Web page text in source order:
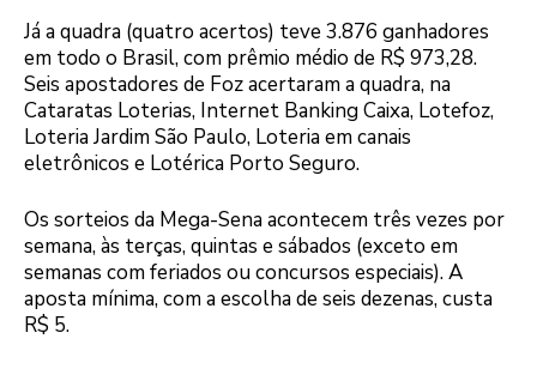
Já a quadra (quatro acertos) teve 3.876 ganhadores
em todo o Brasil, com prêmio médio de R$ 973,28.
Seis apostadores de Foz acertaram a quadra, na
Cataratas Loterias, Internet Banking Caixa, Lotefoz,
Loteria Jardim São Paulo, Loteria em canais
eletrônicos e Lotérica Porto Seguro.
Os sorteios da Mega-Sena acontecem três vezes por
semana, às terças, quintas e sábados (exceto em
semanas com feriados ou concursos especiais). A
aposta mínima, com a escolha de seis dezenas, custa
R$ 5.